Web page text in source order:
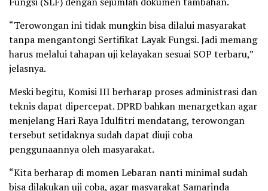
“Terowongan ini tidak mungkin bisa dilalui masyarakat
tanpa mengantongi Sertifikat Layak Fungsi. Jadi memang
harus melalui tahapan uji kelayakan sesuai SOP terbaru,”
jelasnya.
Meski begitu, Komisi III berharap proses administrasi dan
teknis dapat dipercepat. DPRD bahkan menargetkan agar
menjelang Hari Raya Idulfitri mendatang, terowongan
tersebut setidaknya sudah dapat diuji coba
penggunaannya oleh masyarakat.
“Kita berharap di momen Lebaran nanti minimal sudah
bisa dilakukan uji coba, agar masyarakat Samarinda